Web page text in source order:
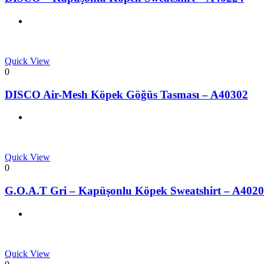
Quick View
0
DISCO Air-Mesh Köpek Göğüs Tasması – A40302
Quick View
0
G.O.A.T Gri – Kapüşonlu Köpek Sweatshirt –
Quick View